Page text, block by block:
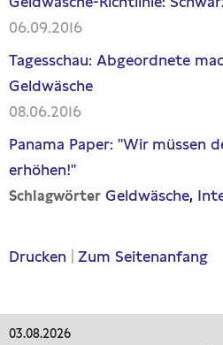
06.09.2016
Tagesschau: Abgeordnete
Geldwäsche
08.06.2016
Panama Paper: "Wir müssen
erhöhen!"
Schlagwörter Geldwäsche
Drucken Zum Seitenanfang
03.08.2026